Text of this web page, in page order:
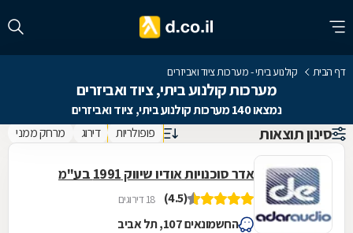
דף הבית קולנוע ביתי - מערכות ציוד ואביזרים
מערכות קולנוע ביתי, ציוד ואביזרים
נמצאו 140 מערכות קולנוע ביתי, ציוד ואביזרים
סינון תוצאות פופולריות דירוג מרחק ממני
אדר סוכנויות אודיו שיווק 1991 בע"מ
(4.5) 18 דירוגים
החשמונאים 107, תל אביב